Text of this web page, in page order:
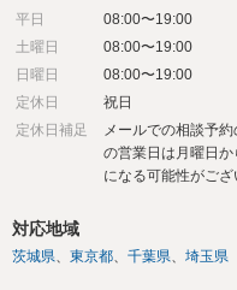
平日
08:00〜19:00
土曜日
08:00〜19:00
日曜日
08:00〜19:00
定休日
祝日
定休日補足
メールでの相談予
の営業日は月曜日
になる可能性がござ
対応地域
茨城県 東京都 千葉県 埼玉県